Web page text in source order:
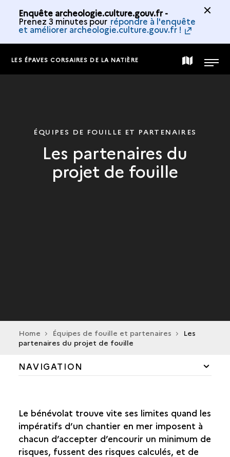
Enquête archeologie.culture.gouv.fr -
Prenez 3 minutes pour répondre à l'enquête
et améliorer archeologie.culture.gouv.fr !
LES ÉPAVES CORSAIRES DE LA NATIÈRE CARTE
COLLECTION
MENU
ÉQUIPES DE FOUILLE ET PARTENAIRES
Les partenaires du
projet de fouille
Home Équipes de fouille et partenaires
Les
partenaires du projet de fouille
NAVIGATION
L’ASSOCIATION ADRAMAR
LES PARTENAIRES DU PROJET DE FOUILLE
Le bénévolat trouve vite ses limites quand les
impératifs d’un chantier en mer imposent à
chacun d’accepter d’encourir un minimum de
risques, fussent des risques calculés, et de